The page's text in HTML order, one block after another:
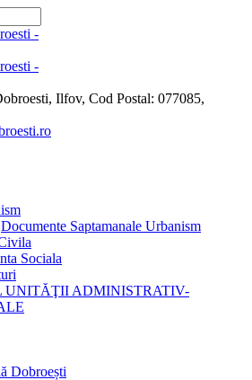
Ilfov, Cod Postal: 077085,
Documente Saptamanale Urbanism
Sociala
UNITĂŢII ADMINISTRATIV-
Dobroești